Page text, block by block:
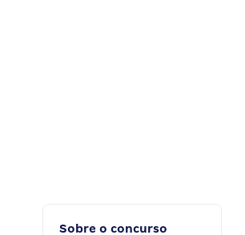
Sobre o concurso